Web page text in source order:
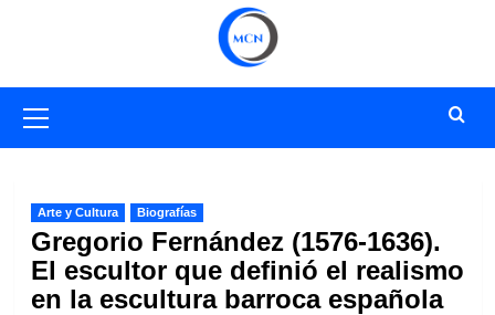
primario
Arte y Cultura Biografías
Gregorio Fernández (1576-1636).
El escultor que definió el realismo
en la escultura barroca española